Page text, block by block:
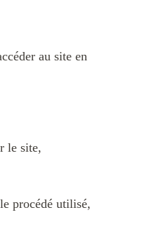
au site en
le site,
procédé utilisé,